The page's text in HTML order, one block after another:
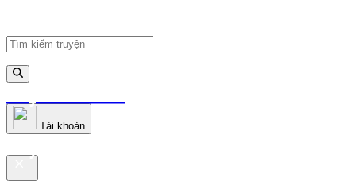
truyenfullz.com
Tài khoản
truyenfullz.com